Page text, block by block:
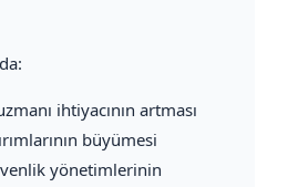
ihtiyacının artması
büyümesi
yönetimlerinin